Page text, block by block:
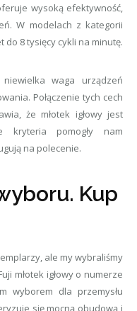
wysoką efektywność,
W modelach z kategorii
8 tysięcy cykli na minutę.
waga urządzeń
Połączenie tych cech
że młotek igłowy jest
kryteria pomogły nam
na polecenie.
Kup
ale my wybraliśmy
młotek igłowy o numerze
wyborem dla przemysłu
się mocną obudową i